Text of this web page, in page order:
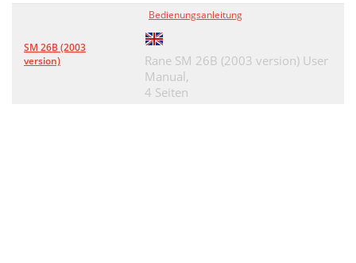
SM 26B (2003
version)
Bedienungsanleitung
Rane SM 26B (2003 version) User
Manual,
4 Seiten